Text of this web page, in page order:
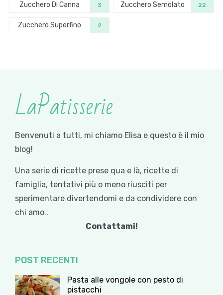
Zucchero Di Canna 3 Zucchero Semolato 22
Zucchero Superfino 2
LaPatisserie
Benvenuti a tutti, mi chiamo Elisa e questo è il mio
blog!
Una serie di ricette prese qua e là, ricette di
famiglia, tentativi più o meno riusciti per
sperimentare divertendomi e da condividere con
chi amo..
Contattami!
POST RECENTI
Pasta alle vongole con pesto di
pistacchi